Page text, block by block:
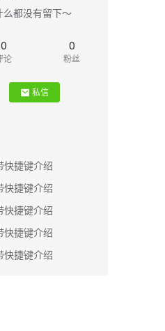
都没有留下～
0
论
0
粉丝
私信
捷键介绍
捷键介绍
捷键介绍
捷键介绍
捷键介绍